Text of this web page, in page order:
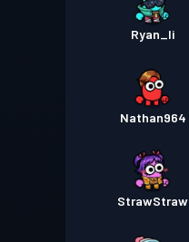
Ryan_li
Nathan964
StrawStraw